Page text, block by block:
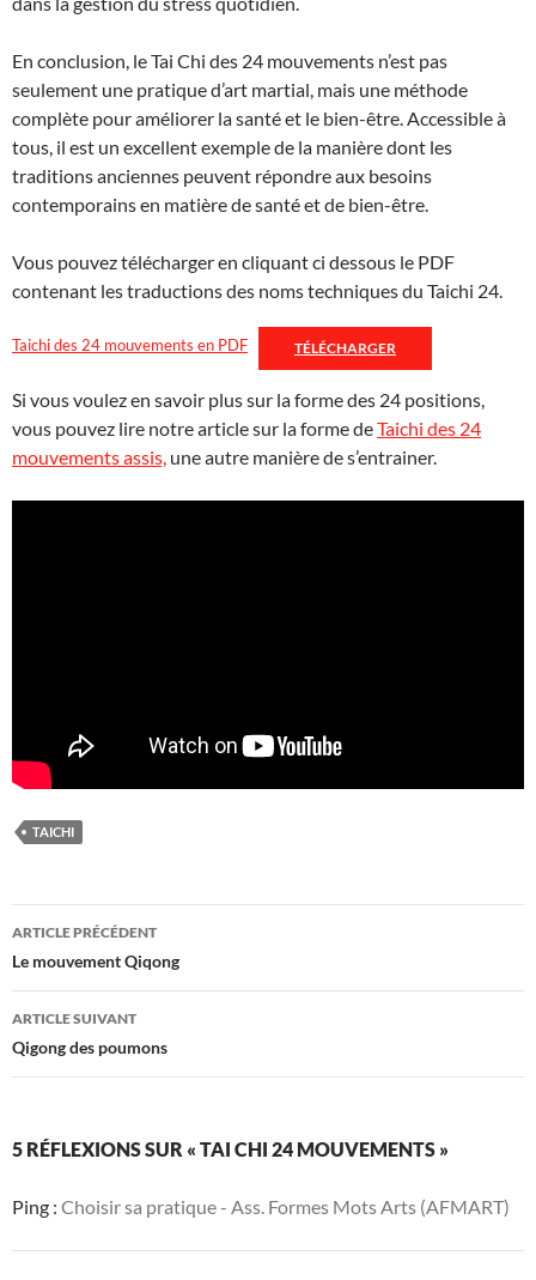
En conclusion, le Tai Chi des 24 mouvements n’est pas
seulement une pratique d’art martial, mais une méthode
complète pour améliorer la santé et le bien-être. Accessible à
tous, il est un excellent exemple de la manière dont les
traditions anciennes peuvent répondre aux besoins
contemporains en matière de santé et de bien-être.
Vous pouvez télécharger en cliquant ci dessous le PDF
contenant les traductions des noms techniques du Taichi 24.
Taichi des 24 mouvements en PDF TÉLÉCHARGER
Si vous voulez en savoir plus sur la forme des 24 positions,
vous pouvez lire notre article sur la forme deTaichi des 24
mouvements assis, une autre manière de s’entrainer.
TAICHI
Navigation
des
articles
ARTICLE PRÉCÉDENT
Le mouvement Qiqong
ARTICLE SUIVANT
Qigong des poumons
5 RÉFLEXIONS SUR « TAI CHI 24 MOUVEMENTS »
Ping : Choisir sa pratique - Ass. Formes Mots Arts (AFMART)